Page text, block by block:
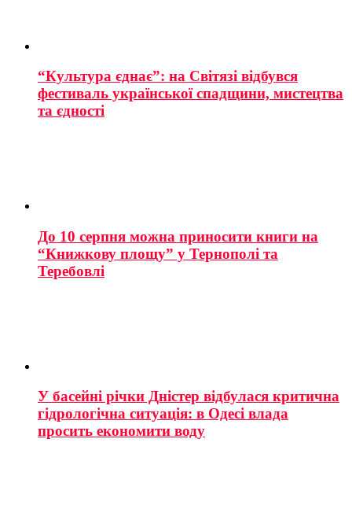
“Культура єднає”: на Світязі відбувся
фестиваль української спадщини, мистецтва
та єдності
До 10 серпня можна приносити книги на
“Книжкову площу” у Тернополі та
Теребовлі
У басейні річки Дністер відбулася критична
гідрологічна ситуація: в Одесі влада
просить економити воду